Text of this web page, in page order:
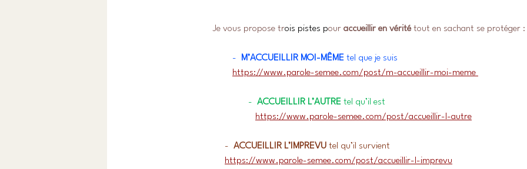
Je vous propose trois pistes pour accueillir en vérité tout en sachant se protéger :
- M’ACCUEILLIR MOI-MÊME tel que je suis
https://www.parole-semee.com/post/m-accueillir-moi-meme
- ACCUEILLIR L’AUTRE tel qu’il est
https://www.parole-semee.com/post/accueillir-l-autre
- ACCUEILLIR L’IMPREVU tel qu’il survient
https://www.parole-semee.com/post/accueillir-l-imprevu